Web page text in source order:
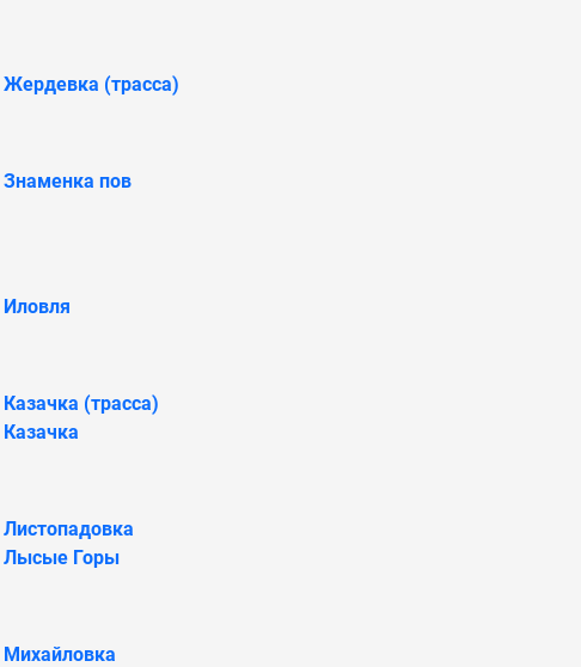
Жердевка (трасса)
Знаменка пов
Иловля
Казачка (трасса)
Казачка
Листопадовка
Лысые Горы
Михайловка